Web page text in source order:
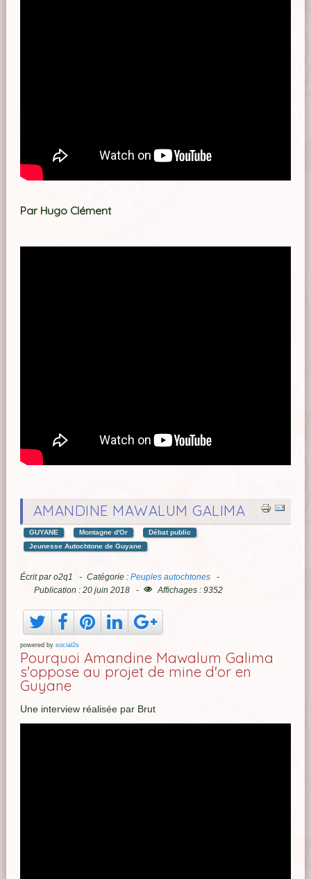
Par Hugo Clément
AMANDINE MAWALUM GALIMA
GUYANE Montagne d'Or
Débat public
Jeunesse Autochtone de Guyane
Écrit paro2q1 Catégorie : Peuples autochtones
Publication : 20 juin 2018
Affichages : 9352
powered by social2s
Pourquoi Amandine Mawalum Galima
s'oppose au projet de mine d'or en
Guyane
Une interview réalisée par Brut